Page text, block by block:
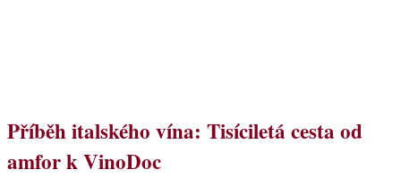
Příběh italského vína: Tisíciletá cesta od
amfor k VinoDoc